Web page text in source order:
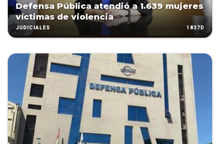
Defensa Pública atendió a 1.639 mujeres
víctimas de violencia
JUDICIALES 1837D